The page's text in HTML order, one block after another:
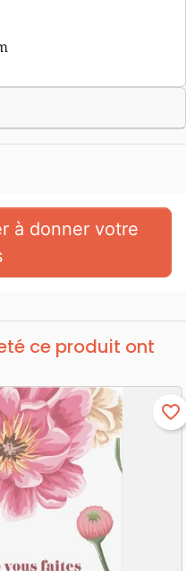
ce produit ont
favorite_border